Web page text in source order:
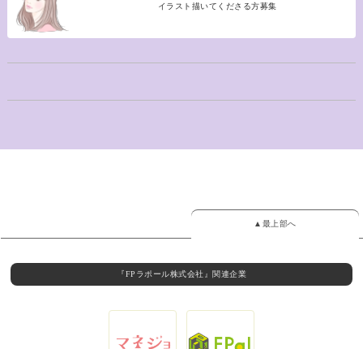
イラスト描いてくださる方募集
▲最上部へ
『FPラポール株式会社』関連企業